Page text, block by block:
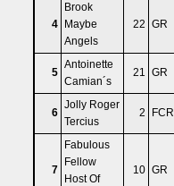
4
Brook
Maybe
Angels
22 GR
5
Antoinette
Camian´s
21 GR
6
Jolly Roger
Tercius
2 FCR
7
Fabulous
Fellow
Host Of
10 GR